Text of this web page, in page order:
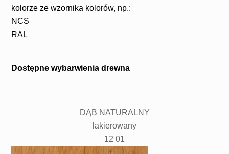
kolorze ze wzornika kolorów, np.:
NCS
RAL
Dostępne wybarwienia drewna
DĄB NATURALNY
lakierowany
12 01